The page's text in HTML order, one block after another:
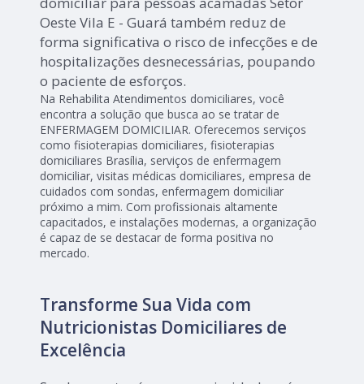
Oeste Vila E - Guará também reduz de
forma significativa o risco de infecções e de
hospitalizações desnecessárias, poupando
o paciente de esforços.
Na Rehabilita Atendimentos domiciliares, você
encontra a solução que busca ao se tratar de
ENFERMAGEM DOMICILIAR. Oferecemos serviços
como fisioterapias domiciliares, fisioterapias
domiciliares Brasília, serviços de enfermagem
domiciliar, visitas médicas domiciliares, empresa de
cuidados com sondas, enfermagem domiciliar
próximo a mim. Com profissionais altamente
capacitados, e instalações modernas, a organização
é capaz de se destacar de forma positiva no
mercado.
Transforme Sua Vida com
Nutricionistas Domiciliares de
Excelência